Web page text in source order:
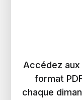
Accédez
format
chaque